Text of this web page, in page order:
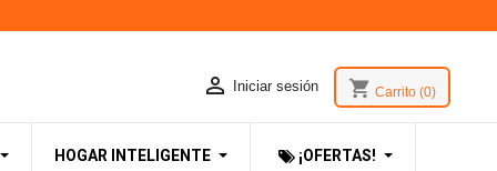
 Iniciar sesión shopping_cart Carrito (0)
HOGAR INTELIGENTE ¡OFERTAS!